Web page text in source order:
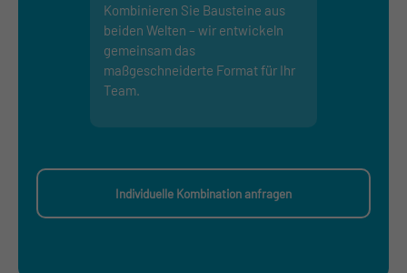
Kombinieren Sie Bausteine aus
beiden Welten – wir entwickeln
gemeinsam das
maßgeschneiderte Format für Ihr
Team.
Individuelle Kombination anfragen